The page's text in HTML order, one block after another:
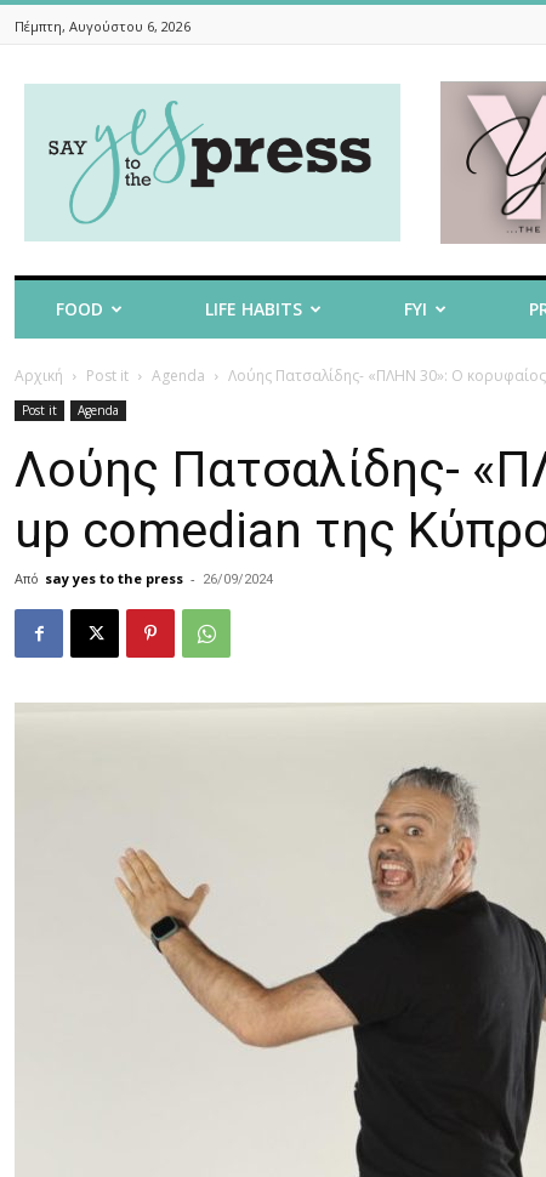
Πέμπτη, Αυγούστου 6, 2026
To
The
FOOD LIFE HABITS FYI
Αρχική Post it Agenda Λούης Πατσαλίδης- «ΠΛΗΝ 30»: Ο
Post it Agenda
Λούης Πατσαλίδης-
up comedian της
Από say yes to the press - 26/09/2024